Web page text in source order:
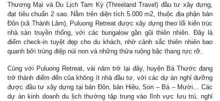
Thương Mại và Du Lịch Tam Kỳ (Threeland Travel) đầu tư xây dựng,
đạt tiêu chuẩn 2 sao. Nằm trên diện tích 5.000 m2, thuộc địa phận bản
Đôn (xã Thành Lâm), Puluong Retreat được xây dựng theo lối kiến trúc
nhà sàn truyền thống, với các bungalow gần gũi thiên nhiên. Đây là
điểm check-in tuyệt đẹp cho du khách, nhờ cảnh sắc thiên nhiên bao
quanh bởi trùng điệp núi non và những thửa ruộng bậc thang rực rỡ.
Cùng với Puluong Retreat, vài năm trở lại đây, huyện Bá Thước đang
trở thành điểm đến của không ít nhà đầu tư, với các dự án nghỉ dưỡng
được đầu tư xây dựng tại bản Đôn, bản Hiêu, Son – Bá – Mười... Các
dự án kinh doanh du lịch thường tập trung vào lĩnh vực lưu trú, nghỉ